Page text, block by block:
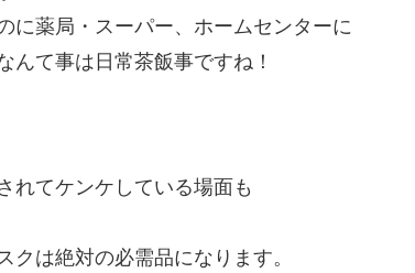
に薬局・スーパー、ホームセンターに
んて事は日常茶飯事ですね！
れてケンケしている場面も
は絶対の必需品になります。